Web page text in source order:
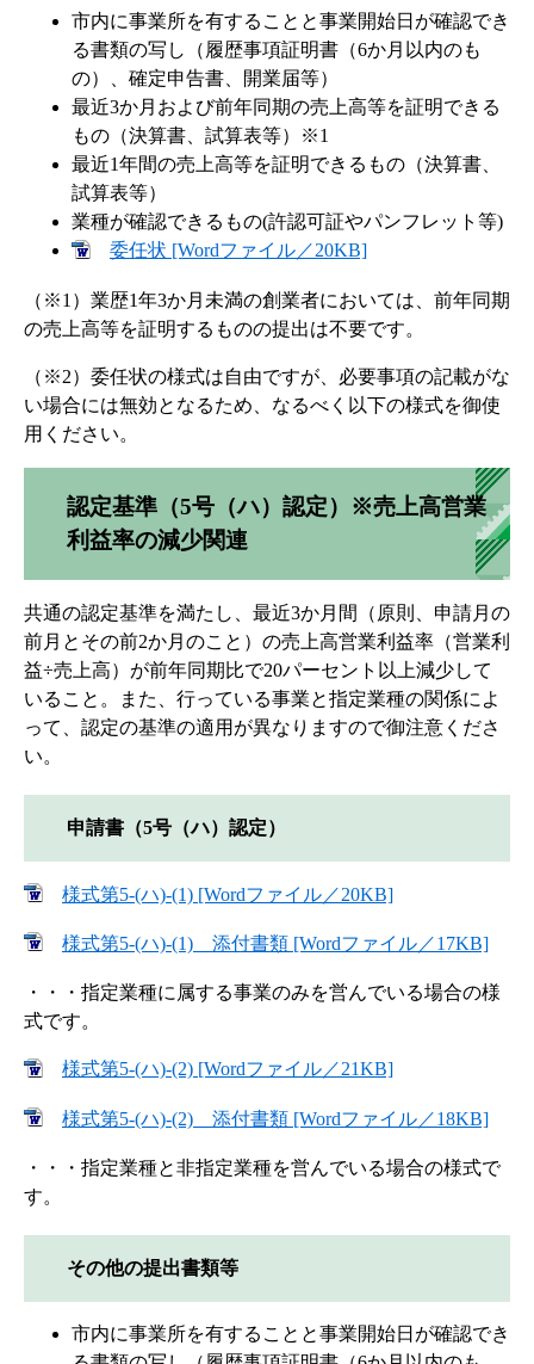
市内に事業所を有することと事業開始日が確認でき
る書類の写し（履歴事項証明書（6か月以内のも
の）、確定申告書、開業届等）
最近3か月および前年同期の売上高等を証明できる
もの（決算書、試算表等）※1
最近1年間の売上高等を証明できるもの（決算書、
試算表等）
業種が確認できるもの(許認可証やパンフレット等)
委任状 [Wordファイル／20KB]
（※1）業歴1年3か月未満の創業者においては、前年同期
の売上高等を証明するものの提出は不要です。
（※2）委任状の様式は自由ですが、必要事項の記載がな
い場合には無効となるため、なるべく以下の様式を御使
用ください。
認定基準（5号（ハ）認定）※売上高営業
利益率の減少関連
共通の認定基準を満たし、最近3か月間（原則、申請月の
前月とその前2か月のこと）の売上高営業利益率（営業利
益÷売上高）が前年同期比で20パーセント以上減少して
いること。また、行っている事業と指定業種の関係によ
って、認定の基準の適用が異なりますので御注意くださ
い。
申請書（5号（ハ）認定）
様式第5-(ハ)-(1) [Wordファイル／20KB]
様式第5-(ハ)-(1) 添付書類 [Wordファイル／17KB]
・・・指定業種に属する事業のみを営んでいる場合の様
式です。
様式第5-(ハ)-(2) [Wordファイル／21KB]
様式第5-(ハ)-(2) 添付書類 [Wordファイル／18KB]
・・・指定業種と非指定業種を営んでいる場合の様式で
す。
その他の提出書類等
市内に事業所を有することと事業開始日が確認でき